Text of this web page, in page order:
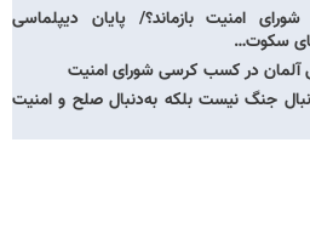
امنیت بازماند؟/ پایان دیپلماسی
سکوت…
آلمان در کسب کرسی شورای امنیت
جنگ نیست بلکه به‌دنبال صلح و امنیت